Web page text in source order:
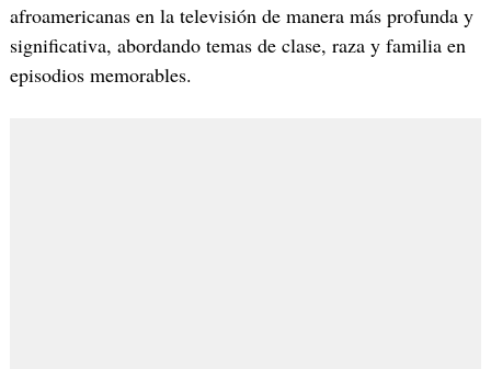
afroamericanas en la televisión de manera más profunda y
significativa, abordando temas de clase, raza y familia en
episodios memorables.